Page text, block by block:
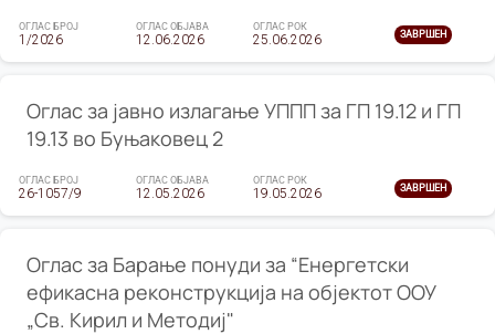
ОГЛАС БРОЈ
1/2026
ОГЛАС ОБЈАВА
12.06.2026
ОГЛАС РОК
25.06.2026 ЗАВРШЕН
Оглас за јавно излагање УППП за ГП 19.12 и ГП
19.13 во Буњаковец 2
ОГЛАС БРОЈ
26-1057/9
ОГЛАС ОБЈАВА
12.05.2026
ОГЛАС РОК
19.05.2026 ЗАВРШЕН
Оглас за Барање понуди за “Енергетски
ефикасна реконструкција на објектот ООУ
„Св. Кирил и Методиј"